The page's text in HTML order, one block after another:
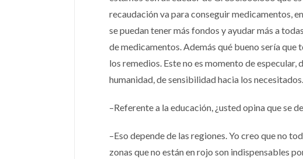
recaudación va para conseguir medicamentos,
se puedan tener más fondos y ayudar más a
de medicamentos. Además qué bueno sería
los remedios. Este no es momento de especular,
humanidad, de sensibilidad hacia los necesitados.
–Referente a la educación, ¿usted opina que se
–Eso depende de las regiones. Yo creo que no
zonas que no están en rojo son indispensables